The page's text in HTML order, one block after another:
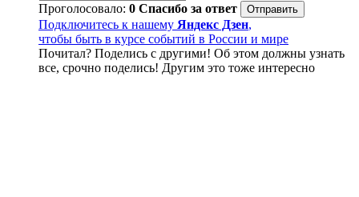
Проголосовало: 0 Спасибо за ответ
Подключитесь к нашему Яндекс Дзен,
чтобы быть в курсе событий в России и мире
Почитал? Поделись с другими! Об этом должны узнать
все, срочно поделись! Другим это тоже интересно